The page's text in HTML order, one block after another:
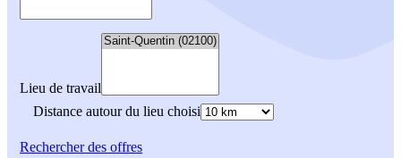
Lieu de travail
Distance autour du lieu choisi
Rechercherdes offres